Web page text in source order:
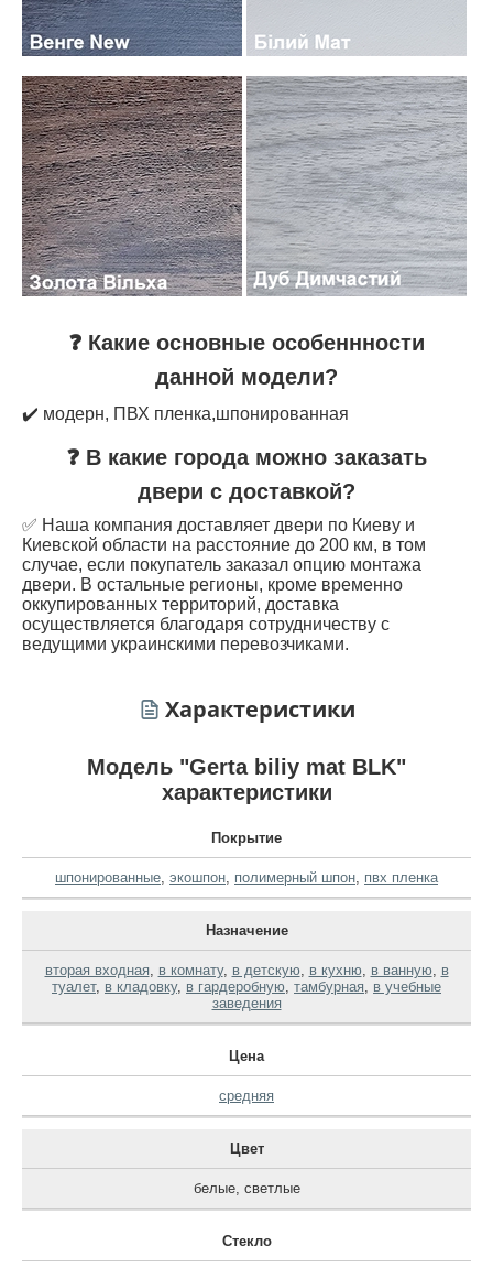
❓ Какие основные особеннности
данной модели?
✔️ модерн, ПВХ пленка,шпонированная
❓ В какие города можно заказать
двери с доставкой?
✅ Наша компания доставляет двери по Киеву и
Киевской области на расстояние до 200 км, в том
случае, если покупатель заказал опцию монтажа
двери. В остальные регионы, кроме временно
оккупированных территорий, доставка
осуществляется благодаря сотрудничеству с
ведущими украинскими перевозчиками.
Характеристики
Модель "Gerta biliy mat BLK"
характеристики
Покрытие
шпонированные экошпон полимерный шпон пвх пленка
Назначение
вторая входная в комнату, в детскую, в кухню, в ванную, в
туалет, в кладовку, в гардеробную тамбурная
в учебные
заведения
Цена
средняя
Цвет
белые, светлые
Стекло